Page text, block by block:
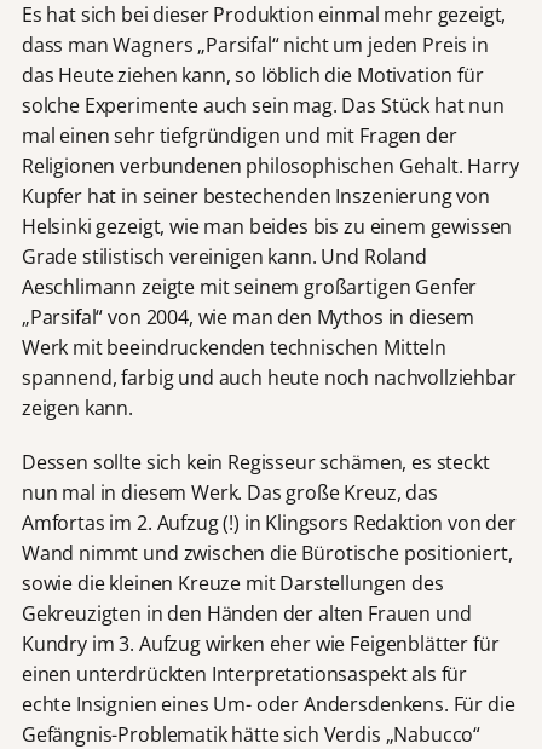
Es hat sich bei dieser Produktion einmal mehr gezeigt,
dass man Wagners „Parsifal“ nicht um jeden Preis in
das Heute ziehen kann, so löblich die Motivation für
solche Experimente auch sein mag. Das Stück hat nun
mal einen sehr tiefgründigen und mit Fragen der
Religionen verbundenen philosophischen Gehalt. Harry
Kupfer hat in seiner bestechenden Inszenierung von
Helsinki gezeigt, wie man beides bis zu einem gewissen
Grade stilistisch vereinigen kann. Und Roland
Aeschlimann zeigte mit seinem großartigen Genfer
„Parsifal“ von 2004, wie man den Mythos in diesem
Werk mit beeindruckenden technischen Mitteln
spannend, farbig und auch heute noch nachvollziehbar
zeigen kann.
Dessen sollte sich kein Regisseur schämen, es steckt
nun mal in diesem Werk. Das große Kreuz, das
Amfortas im 2. Aufzug (!) in Klingsors Redaktion von der
Wand nimmt und zwischen die Bürotische positioniert,
sowie die kleinen Kreuze mit Darstellungen des
Gekreuzigten in den Händen der alten Frauen und
Kundry im 3. Aufzug wirken eher wie Feigenblätter für
einen unterdrückten Interpretationsaspekt als für
echte Insignien eines Um- oder Andersdenkens. Für die
Gefängnis-Problematik hätte sich Verdis „Nabucco“